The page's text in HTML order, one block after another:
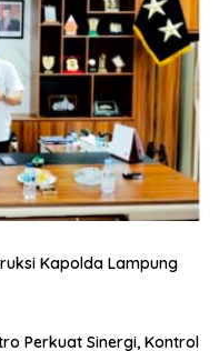
Kapolda Lampung
Perkuat Sinergi, Kontrol